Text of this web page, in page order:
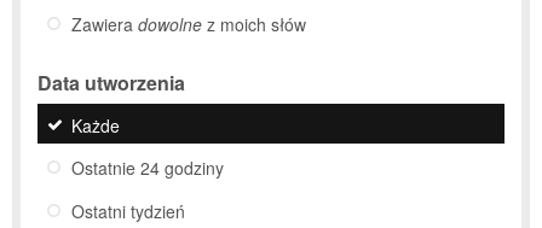
Zawiera dowolne z moich słów
Data utworzenia
Każde
Ostatnie 24 godziny
Ostatni tydzień